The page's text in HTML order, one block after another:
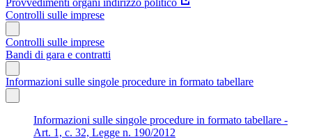
Controlli sulle imprese
Controlli sulle imprese
Bandi di gara e contratti
Informazioni sulle singole procedure in formato tabellare
Informazioni sulle singole procedure in formato tabellare -
Art. 1, c. 32, Legge n. 190/2012